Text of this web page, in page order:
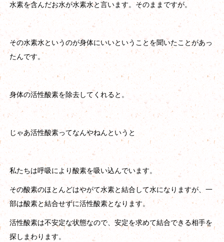
水素を含んだお水が水素水と言います。そのままですが。
その水素水というのが身体にいいということを聞いたことがあっ
たんです。
身体の活性酸素を除去してくれると。
じゃあ活性酸素ってなんやねんというと
私たちは呼吸により酸素を吸い込んでいます。
その酸素のほとんどはやがて水素と結合して水になりますが、一
部は酸素と結合せずに活性酸素となります。
活性酸素は不安定な状態なので、安定を求めて結合できる相手を
探しまわります。